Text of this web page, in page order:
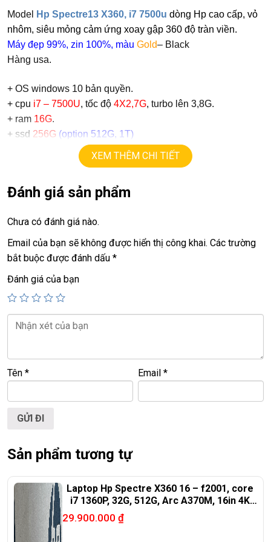
Model Hp Spectre13 X360, i7 7500u dòng Hp cao cấp, vỏ
nhôm, siêu mỏng cảm ứng xoay gập 360 độ tràn viền.
Máy đẹp 99%, zin 100%, màu Gold– Black
Hàng usa.
+ OS windows 10 bản quyền.
+ cpu i7 – 7500U, tốc độ 4X2,7G, turbo lên 3,8G.
+ ram 16G.
+ ssd 256G (option 512G, 1T)
4K (3840 X 2160)
cảm ứng, xoay 360 độ.
+ vga intel HD620, upto 4G.
+ phim chiclet,có đèn bàn phím.
Giá :11.9tr
================================================
LAPTOP TRIỀU PHÁT – UY TÍN – CHẤT LƯỢNG – GIÁ
RẺ.
ĐT:0939.008.008–
ĐC: 60/26 Đồng Đen, p.14, Tân Bình
Web:
<<< Tất cả sản phẩm Laptop Triều Phát đều được bao ra
hãng check! >>>
XEM THÊM CHI TIẾT
Đánh giá sản phẩm
Chưa có đánh giá nào.
Email của bạn sẽ không được hiển thị công khai. Các trường
bắt buộc được đánh dấu *
Đánh giá của bạn
Tên * Email*
Sản phẩm tương tự
Laptop Hp Spectre X360 16 – f2001, core
i7 1360P, 32G, 512G, Arc A370M, 16in 4K
29.900.000 ₫